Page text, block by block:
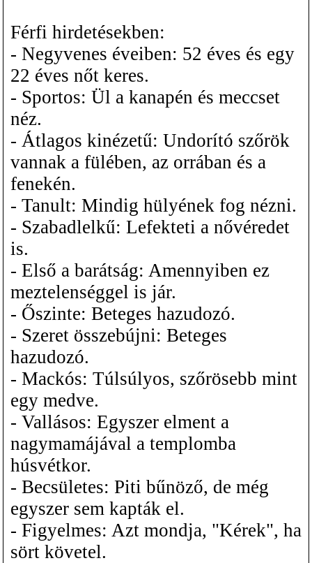
Férfi hirdetésekben:
- Negyvenes éveiben: 52 éves és egy
22 éves nőt keres.
- Sportos: Ül a kanapén és meccset
néz.
- Átlagos kinézetű: Undorító szőrök
vannak a fülében, az orrában és a
fenekén.
- Tanult: Mindig hülyének fog nézni.
- Szabadlelkű: Lefekteti a nővéredet
is.
- Első a barátság: Amennyiben ez
meztelenséggel is jár.
- Őszinte: Beteges hazudozó.
- Szeret összebújni: Beteges
hazudozó.
- Mackós: Túlsúlyos, szőrösebb mint
egy medve.
- Vallásos: Egyszer elment a
nagymamájával a templomba
húsvétkor.
- Becsületes: Piti bűnöző, de még
egyszer sem kapták el.
- Figyelmes: Azt mondja, "Kérek", ha
sört követel.